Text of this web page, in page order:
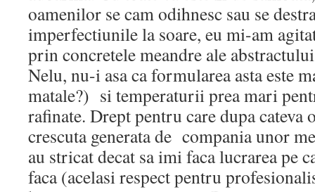
oamenilor se cam odihnesc sau se
imperfectiunile la soare, eu mi-am
prin concretele meandre ale
Nelu, nu-i asa ca formularea asta este
matale?) si temperaturii prea mari
rafinate. Drept pentru care dupa cateva
crescuta generata de compania unor
au stricat decat sa imi faca lucrarea pe
faca (acelasi respect pentru